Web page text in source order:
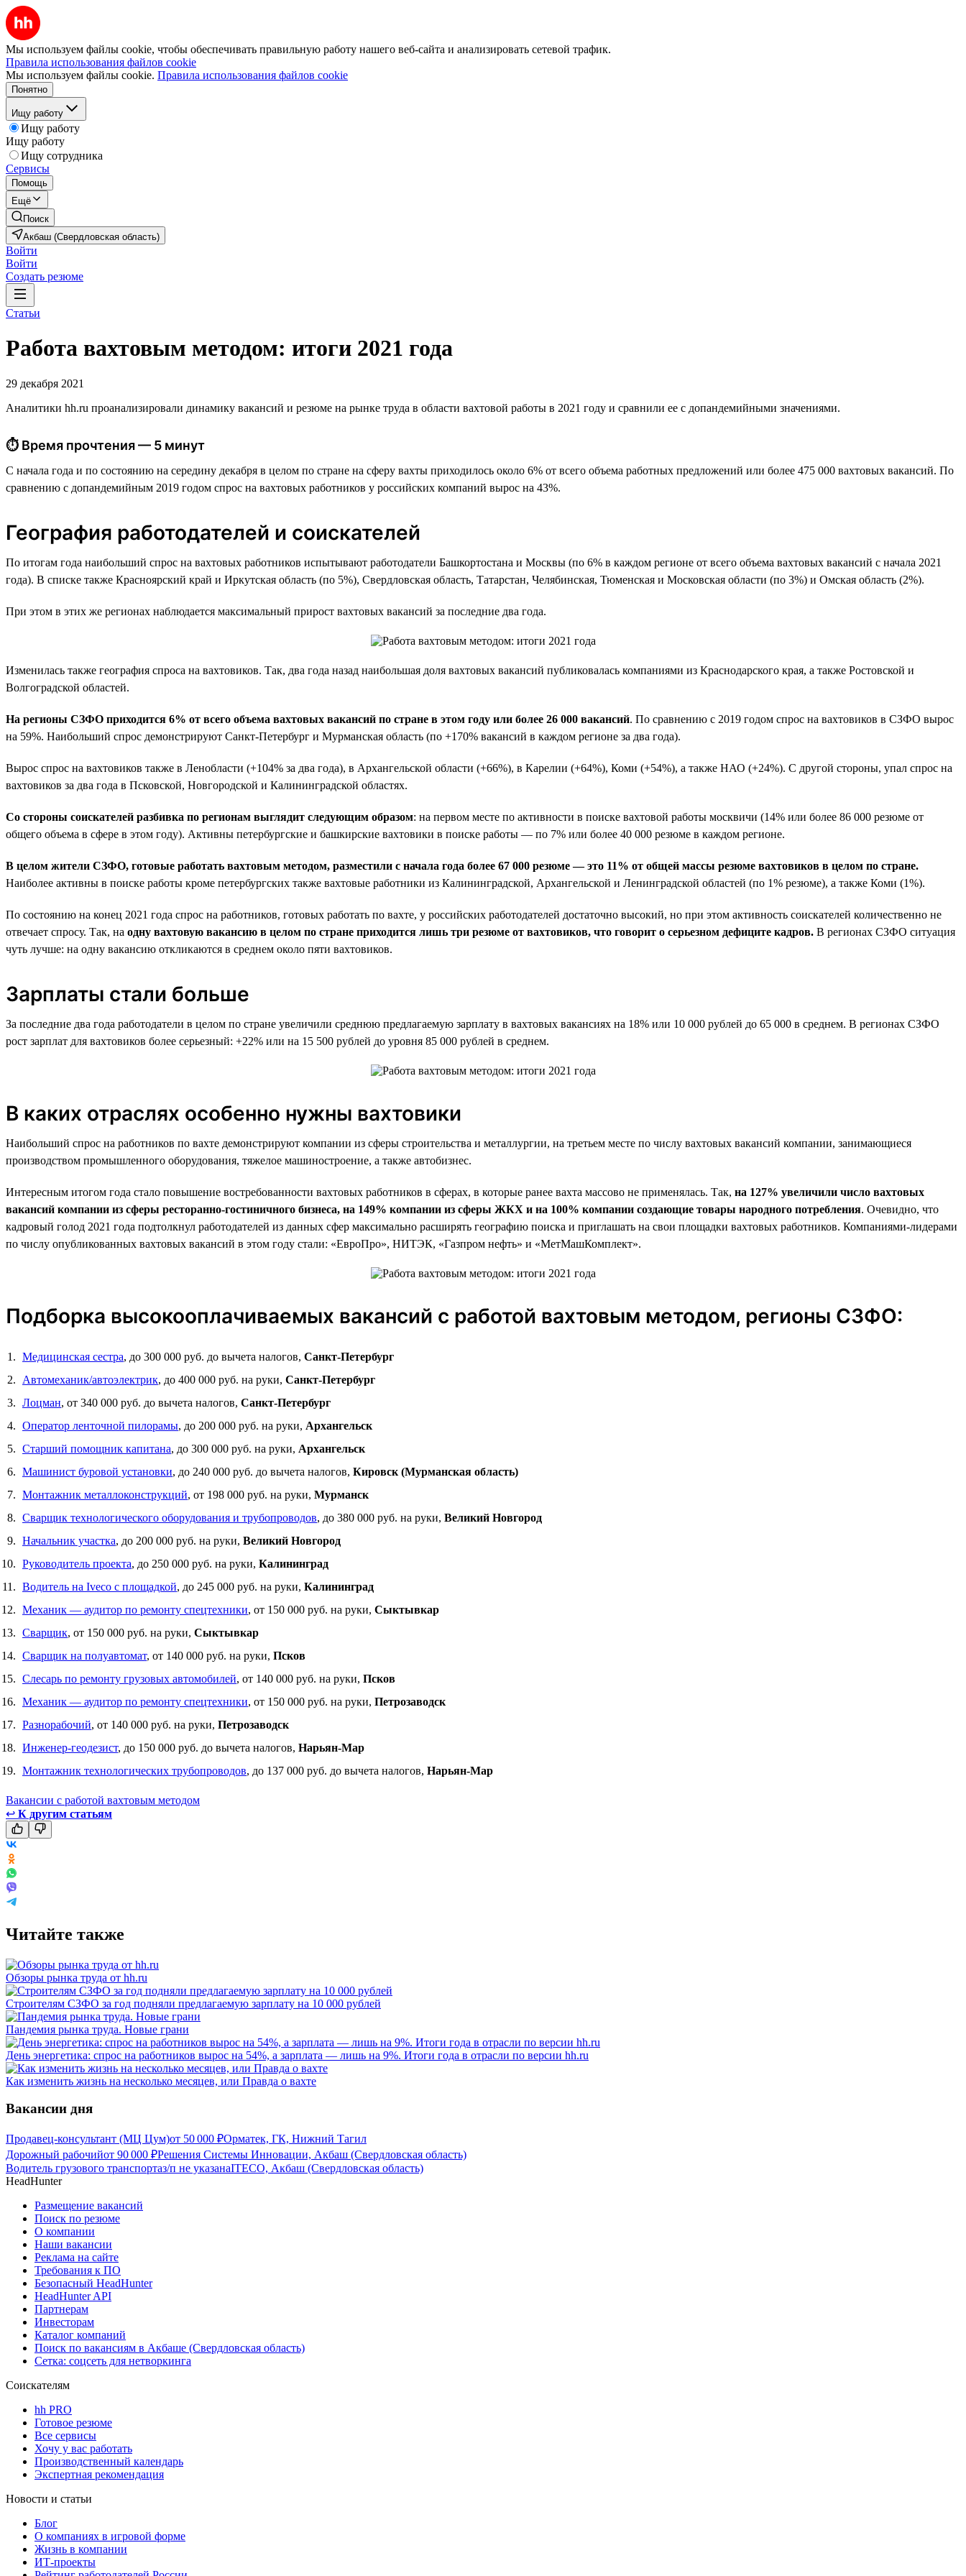
Мы используем файлы cookie, чтобы обеспечивать правильную работу нашего веб-сайта и анализировать сетевой трафик.
Правила использования файлов cookie
Мы используем файлы cookie. Правила использования файлов cookie
Понятно
Ищу работу
Ищу работу
Ищу работу
Ищу сотрудника
Сервисы
Помощь
Ещё
Поиск
Акбаш (Свердловская область)
Войти
Войти
Создать резюме
Статьи
Работа вахтовым методом: итоги 2021 года
29 декабря 2021
Аналитики hh.ru проанализировали динамику вакансий и резюме на рынке труда в области вахтовой работы в 2021 году и сравнили ее с допандемийными значениями.
⏱ Время прочтения — 5 минут
С начала года и по состоянию на середину декабря в целом по стране на сферу вахты приходилось около 6% от всего объема работных предложений или более 475 000 вахтовых вакансий. По
сравнению с допандемийным 2019 годом спрос на вахтовых работников у российских компаний вырос на 43%.
География работодателей и соискателей
По итогам года наибольший спрос на вахтовых работников испытывают работодатели Башкортостана и Москвы (по 6% в каждом регионе от всего объема вахтовых вакансий с начала 2021
года). В списке также Красноярский край и Иркутская область (по 5%), Свердловская область, Татарстан, Челябинская, Тюменская и Московская области (по 3%) и Омская область (2%).
При этом в этих же регионах наблюдается максимальный прирост вахтовых вакансий за последние два года.
Изменилась также география спроса на вахтовиков. Так, два года назад наибольшая доля вахтовых вакансий публиковалась компаниями из Краснодарского края, а также Ростовской и
Волгоградской областей.
На регионы СЗФО приходится 6% от всего объема вахтовых вакансий по стране в этом году или более 26 000 вакансий. По сравнению с 2019 годом спрос на вахтовиков в СЗФО вырос
на 59%. Наибольший спрос демонстрируют Санкт-Петербург и Мурманская область (по +170% вакансий в каждом регионе за два года).
Вырос спрос на вахтовиков также в Ленобласти (+104% за два года), в Архангельской области (+66%), в Карелии (+64%), Коми (+54%), а также НАО (+24%). С другой стороны, упал спрос на
вахтовиков за два года в Псковской, Новгородской и Калининградской областях.
Со стороны соискателей разбивка по регионам выглядит следующим образом: на первом месте по активности в поиске вахтовой работы москвичи (14% или более 86 000 резюме от
общего объема в сфере в этом году). Активны петербургские и башкирские вахтовики в поиске работы — по 7% или более 40 000 резюме в каждом регионе.
В целом жители СЗФО, готовые работать вахтовым методом, разместили с начала года более 67 000 резюме — это 11% от общей массы резюме вахтовиков в целом по стране.
Наиболее активны в поиске работы кроме петербургских также вахтовые работники из Калининградской, Архангельской и Ленинградской областей (по 1% резюме), а также Коми (1%).
По состоянию на конец 2021 года спрос на работников, готовых работать по вахте, у российских работодателей достаточно высокий, но при этом активность соискателей количественно не
отвечает спросу. Так, на одну вахтовую вакансию в целом по стране приходится лишь три резюме от вахтовиков, что говорит о серьезном дефиците кадров. В регионах СЗФО ситуация
чуть лучше: на одну вакансию откликаются в среднем около пяти вахтовиков.
Зарплаты стали больше
За последние два года работодатели в целом по стране увеличили среднюю предлагаемую зарплату в вахтовых вакансиях на 18% или 10 000 рублей до 65 000 в среднем. В регионах СЗФО
рост зарплат для вахтовиков более серьезный: +22% или на 15 500 рублей до уровня 85 000 рублей в среднем.
В каких отраслях особенно нужны вахтовики
Наибольший спрос на работников по вахте демонстрируют компании из сферы строительства и металлургии, на третьем месте по числу вахтовых вакансий компании, занимающиеся
производством промышленного оборудования, тяжелое машиностроение, а также автобизнес.
Интересным итогом года стало повышение востребованности вахтовых работников в сферах, в которые ранее вахта массово не применялась. Так, на 127% увеличили число вахтовых
вакансий компании из сферы ресторанно-гостиничного бизнеса, на 149% компании из сферы ЖКХ и на 100% компании создающие товары народного потребления. Очевидно, что
кадровый голод 2021 года подтолкнул работодателей из данных сфер максимально расширять географию поиска и приглашать на свои площадки вахтовых работников. Компаниями-лидерами
по числу опубликованных вахтовых вакансий в этом году стали: «ЕвроПро», НИТЭК, «Газпром нефть» и «МетМашКомплект».
Подборка высокооплачиваемых вакансий с работой вахтовым методом, регионы СЗФО:
Медицинская сестра, до 300 000 руб. до вычета налогов, Санкт-Петербург
Автомеханик/автоэлектрик, до 400 000 руб. на руки, Санкт-Петербург
Лоцман, от 340 000 руб. до вычета налогов, Санкт-Петербург
Оператор ленточной пилорамы, до 200 000 руб. на руки, Архангельск
Старший помощник капитана, до 300 000 руб. на руки, Архангельск
Машинист буровой установки, до 240 000 руб. до вычета налогов, Кировск (Мурманская область)
Монтажник металлоконструкций, от 198 000 руб. на руки, Мурманск
Сварщик технологического оборудования и трубопроводов, до 380 000 руб. на руки, Великий Новгород
Начальник участка, до 200 000 руб. на руки, Великий Новгород
Руководитель проекта, до 250 000 руб. на руки, Калининград
Водитель на Iveco с площадкой, до 245 000 руб. на руки, Калининград
Механик — аудитор по ремонту спецтехники, от 150 000 руб. на руки, Сыктывкар
Сварщик, от 150 000 руб. на руки, Сыктывкар
Сварщик на полуавтомат, от 140 000 руб. на руки, Псков
Слесарь по ремонту грузовых автомобилей, от 140 000 руб. на руки, Псков
Механик — аудитор по ремонту спецтехники, от 150 000 руб. на руки, Петрозаводск
Разнорабочий, от 140 000 руб. на руки, Петрозаводск
Инженер-геодезист, до 150 000 руб. до вычета налогов, Нарьян-Мар
Монтажник технологических трубопроводов, до 137 000 руб. до вычета налогов, Нарьян-Мар
Вакансии с работой вахтовым методом
↩ К другим статьям
Читайте также
Обзоры рынка труда от hh.ru
Строителям СЗФО за год подняли предлагаемую зарплату на 10 000 рублей
Пандемия рынка труда. Новые грани
День энергетика: спрос на работников вырос на 54%, а зарплата — лишь на 9%. Итоги года в отрасли по версии hh.ru
Как изменить жизнь на несколько месяцев, или Правда о вахте
Вакансии дня
Продавец-консультант (МЦ Цум)от 50 000 ₽Орматек, ГК, Нижний Тагил
Дорожный рабочийот 90 000 ₽Решения Системы Инновации, Акбаш (Свердловская область)
Водитель грузового транспортаз/п не указанаITECO, Акбаш (Свердловская область)
HeadHunter
Размещение вакансий
Поиск по резюме
О компании
Наши вакансии
Реклама на сайте
Требования к ПО
Безопасный HeadHunter
HeadHunter API
Партнерам
Инвесторам
Каталог компаний
Поиск по вакансиям в Акбаше (Свердловская область)
Сетка: соцсеть для нетворкинга
Соискателям
hh PRO
Готовое резюме
Все сервисы
Хочу у вас работать
Производственный календарь
Экспертная рекомендация
Новости и статьи
Блог
О компаниях в игровой форме
Жизнь в компании
ИТ-проекты